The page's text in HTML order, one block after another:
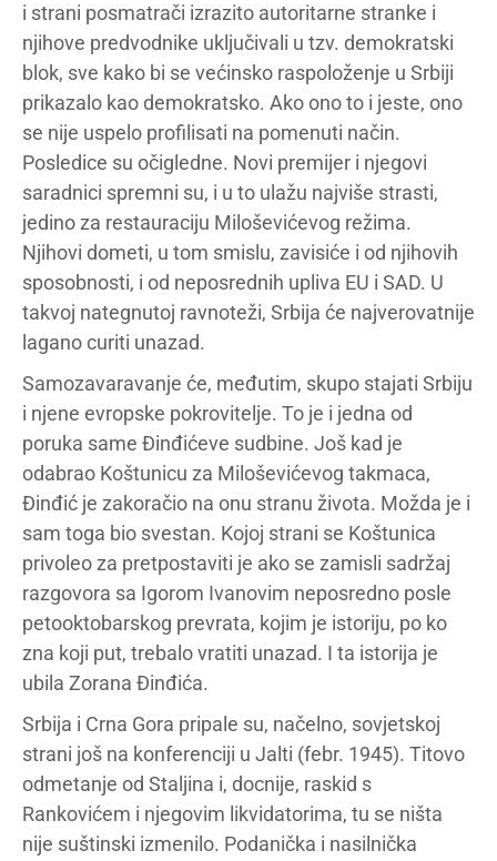
i strani posmatrači izrazito autoritarne stranke i
njihove predvodnike uključivali u tzv. demokratski
blok, sve kako bi se većinsko raspoloženje u Srbiji
prikazalo kao demokratsko. Ako ono to i jeste, ono
se nije uspelo profilisati na pomenuti način.
Posledice su očigledne. Novi premijer i njegovi
saradnici spremni su, i u to ulažu najviše strasti,
jedino za restauraciju Miloševićevog režima.
Njihovi dometi, u tom smislu, zavisiće i od njihovih
sposobnosti, i od neposrednih upliva EU i SAD. U
takvoj nategnutoj ravnoteži, Srbija će najverovatnije
lagano curiti unazad.
Samozavaravanje će, međutim, skupo stajati Srbiju
i njene evropske pokrovitelje. To je i jedna od
poruka same Đinđićeve sudbine. Još kad je
odabrao Koštunicu za Miloševićevog takmaca,
Đinđić je zakoračio na onu stranu života. Možda je i
sam toga bio svestan. Kojoj strani se Koštunica
privoleo za pretpostaviti je ako se zamisli sadržaj
razgovora sa Igorom Ivanovim neposredno posle
petooktobarskog prevrata, kojim je istoriju, po ko
zna koji put, trebalo vratiti unazad. I ta istorija je
ubila Zorana Đinđića.
Srbija i Crna Gora pripale su, načelno, sovjetskoj
strani još na konferenciji u Jalti (febr. 1945). Titovo
odmetanje od Staljina i, docnije, raskid s
Rankovićem i njegovim likvidatorima, tu se ništa
nije suštinski izmenilo. Podanička i nasilnička